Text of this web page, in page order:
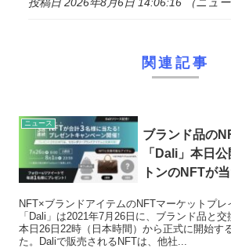
関連記事
ニュース
ブランド品の
「Dali」本日
トンのNFTが
NFT×ブランドアイテムのNFTマーケットプレ
「Dali」は2021年7月26日に、ブランド品と
本日26日22時（日本時間）から正式に開始す
た。Daliで販売されるNFTは、他社...